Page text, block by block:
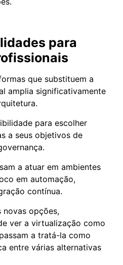
para
que substituem a
amplia significativamente
para escolher
a seus objetivos de
a atuar em ambientes
em automação,
contínua.
novas opções,
ver a virtualização como
a tratá-la como
entre várias alternativas